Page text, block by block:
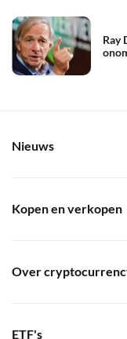
Ray
Nieuws
Kopen en verkopen
Over
ETF's